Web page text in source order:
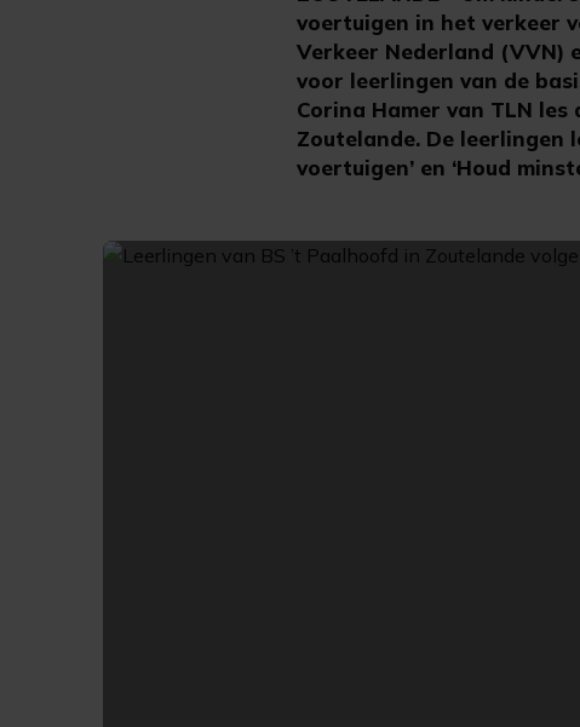
voertuigen in het verkeer
Verkeer Nederland (VVN)
voor leerlingen van de
Corina Hamer van TLN
Zoutelande. De leerlingen
voertuigen’ en ‘Houd